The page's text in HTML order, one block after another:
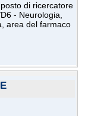
di ricercatore
- Neurologia,
area del farmaco